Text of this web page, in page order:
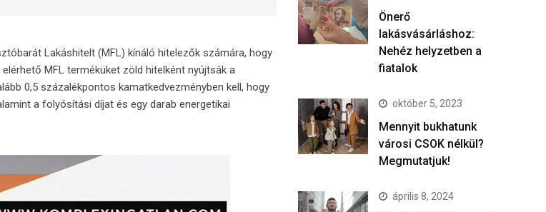
Lakáshitelt (MFL) kínáló hitelezők számára, hogy
MFL terméküket zöld hitelként nyújtsák a
0,5 százalékpontos kamatkedvezményben kell, hogy
a folyósítási díjat és egy darab energetikai
Önerő
lakásvásárláshoz:
Nehéz helyzetben a
fiatalok
október 5, 2023
Mennyit bukhatunk
városi CSOK nélkül?
Megmutatjuk!
április 8, 2024